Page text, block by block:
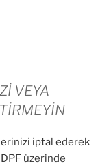
VEYA
iptal ederek
üzerinde